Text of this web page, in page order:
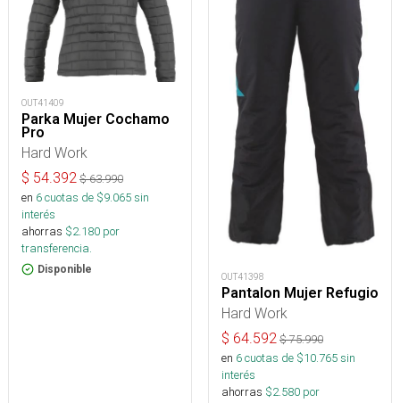
OUT41409
Parka Mujer Cochamo
Pro
Hard Work
$ 54.392 $63.990
en 6cuotas de $9.065sin
interés
ahorras $2.180 por
transferencia.
Disponible
OUT41398
Pantalon Mujer Refugio
Hard Work
$ 64.592 $75.990
en 6cuotas de $10.765sin
interés
ahorras $2.580 por